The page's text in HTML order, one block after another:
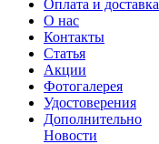
Оплата и доставка
О нас
Контакты
Статья
Акции
Фотогалерея
Удостоверения
Дополнительно
Новости